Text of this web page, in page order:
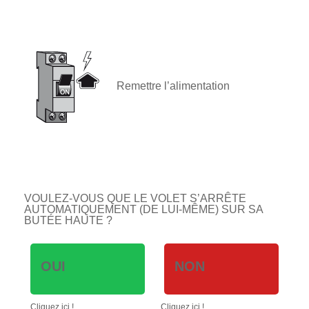
Remettre l’alimentation
VOULEZ-VOUS QUE LE VOLET S’ARRÊTE
AUTOMATIQUEMENT (DE LUI-MÊME) SUR SA
BUTÉE HAUTE ?
OUI
Cliquez ici !
NON
Cliquez ici !